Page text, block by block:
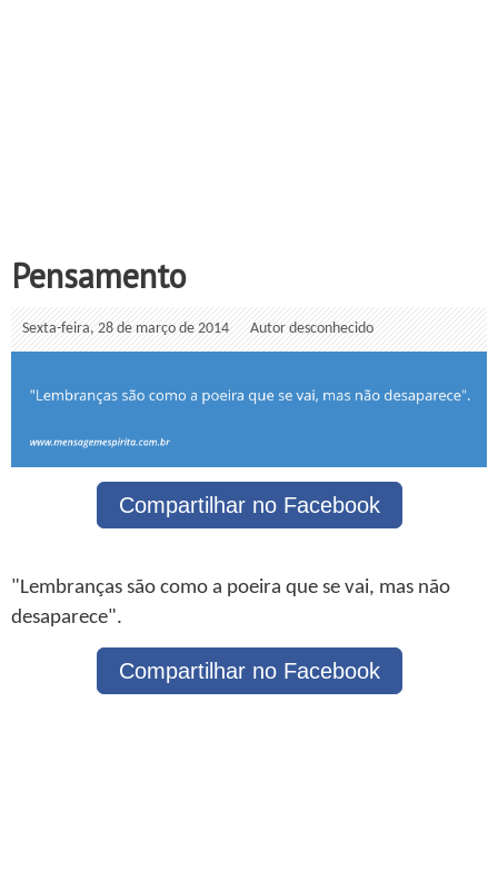
Pensamento
Sexta-feira, 28 de março de 2014 Autor desconhecido
Compartilhar no Facebook
"Lembranças são como a poeira que se vai, mas não
desaparece".
Compartilhar no Facebook